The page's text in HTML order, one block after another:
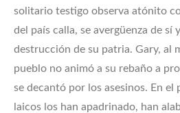
solitario testigo observa atónito
del país calla, se avergüenza de sí
destrucción de su patria. Gary, al
pueblo no animó a su rebaño a
se decantó por los asesinos. En el
laicos los han apadrinado, han